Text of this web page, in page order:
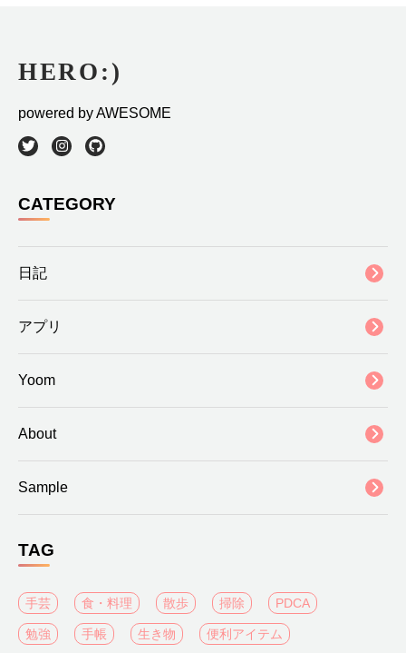
powered by AWESOME
CATEGORY
日記
アプリ
Yoom
About
Sample
TAG
手芸 食・料理 散歩 掃除 PDCA
勉強 手帳 生き物 便利アイテム